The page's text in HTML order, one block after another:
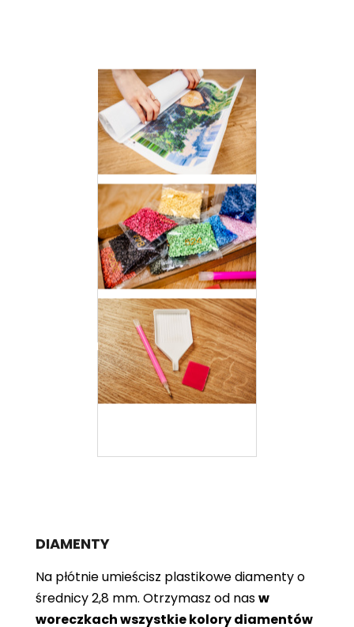
DIAMENTY
Na płótnie umieścisz plastikowe diamenty o
średnicy 2,8 mm. Otrzymasz od nasw
woreczkach wszystkie kolory diamentów